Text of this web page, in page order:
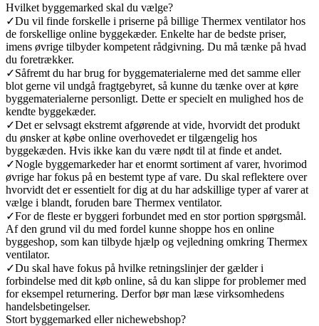
Hvilket byggemarked skal du vælge?
✓Du vil finde forskelle i priserne på billige Thermex ventilator hos
de forskellige online byggekæder. Enkelte har de bedste priser,
imens øvrige tilbyder kompetent rådgivning. Du må tænke på hvad
du foretrækker.
✓Såfremt du har brug for byggematerialerne med det samme eller
blot gerne vil undgå fragtgebyret, så kunne du tænke over at køre
byggematerialerne personligt. Dette er specielt en mulighed hos de
kendte byggekæder.
✓Det er selvsagt ekstremt afgørende at vide, hvorvidt det produkt
du ønsker at købe online overhovedet er tilgængelig hos
byggekæden. Hvis ikke kan du være nødt til at finde et andet.
✓Nogle byggemarkeder har et enormt sortiment af varer, hvorimod
øvrige har fokus på en bestemt type af vare. Du skal reflektere over
hvorvidt det er essentielt for dig at du har adskillige typer af varer at
vælge i blandt, foruden bare Thermex ventilator.
✓For de fleste er byggeri forbundet med en stor portion spørgsmål.
Af den grund vil du med fordel kunne shoppe hos en online
byggeshop, som kan tilbyde hjælp og vejledning omkring Thermex
ventilator.
✓Du skal have fokus på hvilke retningslinjer der gælder i
forbindelse med dit køb online, så du kan slippe for problemer med
for eksempel returnering. Derfor bør man læse virksomhedens
handelsbetingelser.
Stort byggemarked eller nichewebshop?